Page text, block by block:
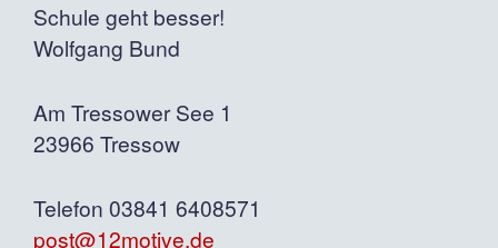
Schule geht besser!
Wolfgang Bund
Am Tressower See 1
23966 Tressow
Telefon 03841 6408571
post@12motive.de